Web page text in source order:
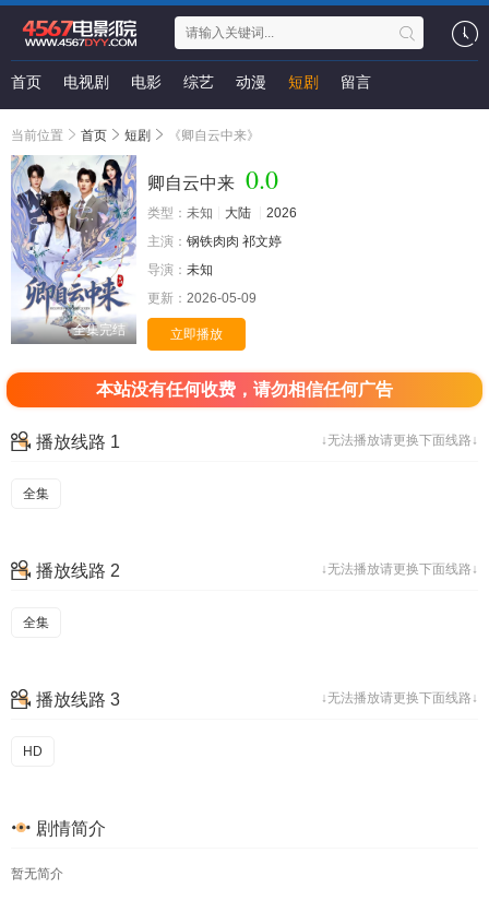
首页 电视剧 电影 综艺 动漫 短剧 留言
当前位置 首页 短剧 《卿自云中来》
全集完结
卿自云中来 0.0
类型： 未知 大陆
2026
主演： 钢铁肉肉 祁文婷
导演： 未知
更新： 2026-05-09
立即播放
本站没有任何收费，请勿相信任何广告
↓无法播放请更换下面线路↓
播放线路 1
全集
↓无法播放请更换下面线路↓
播放线路 2
全集
↓无法播放请更换下面线路↓
播放线路 3
HD
剧情简介
暂无简介